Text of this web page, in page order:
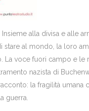
alla divisa e alle
al mondo, la loro
La voce fuori campo e le
nazista di
la fragilità umana
guerra.